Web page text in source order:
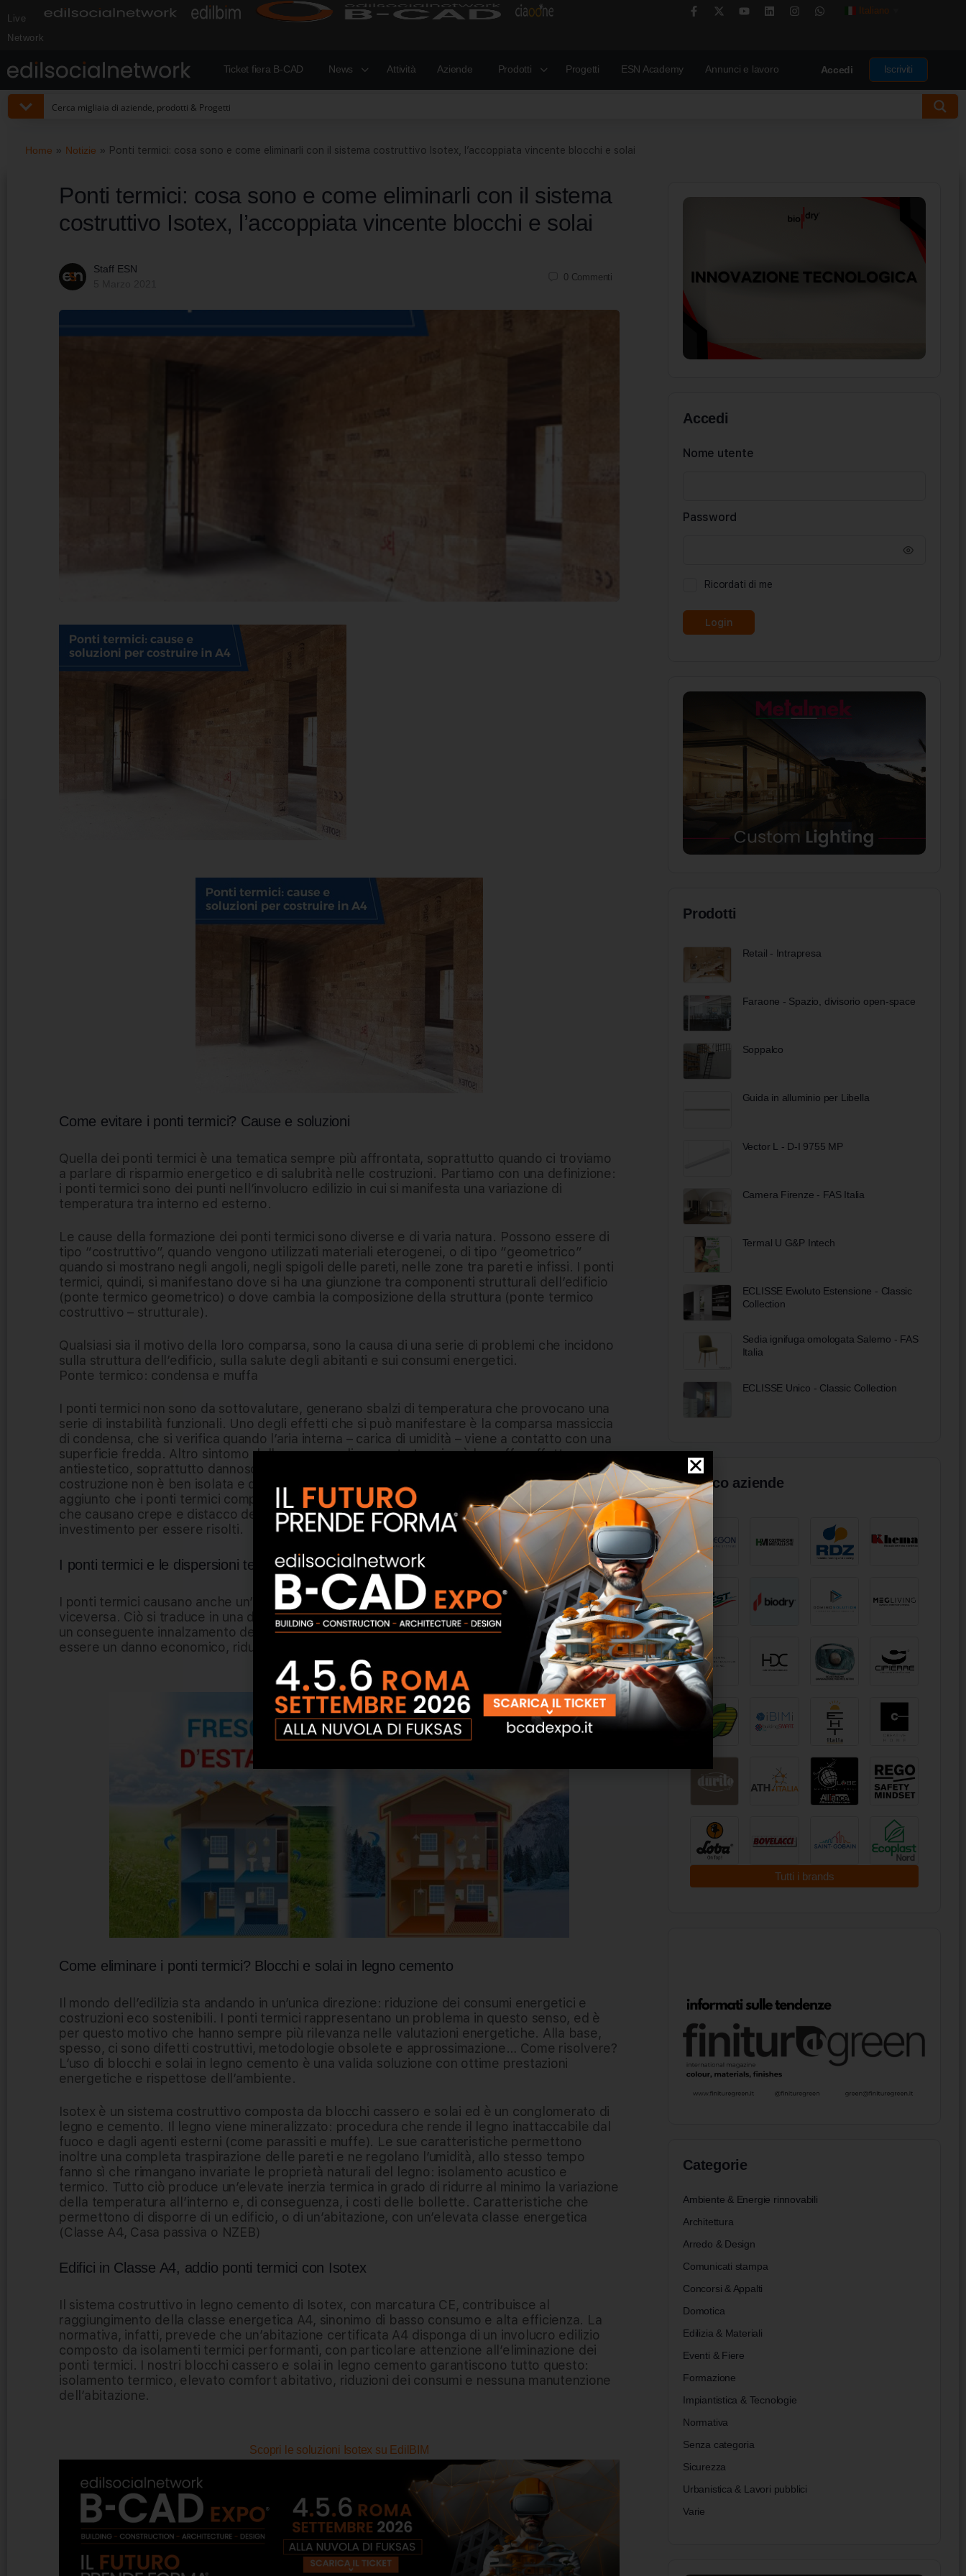
Live
Network
Italiano
Ticket fiera B-CAD News Attività Aziende Prodotti Progetti ESN Academy Annunci e lavoro Accedi Iscriviti
Home » Notizie » Ponti termici: cosa sono e come eliminarli con il sistema costruttivo Isotex, l’accoppiata vincente blocchi e solai
Ponti termici: cosa sono e come eliminarli con il sistema
costruttivo Isotex, l’accoppiata vincente blocchi e solai
Staff ESN
0 Commenti
Come evitare i ponti termici? Cause e soluzioni
Quella dei ponti termici è una tematica sempre più affrontata, soprattutto quando ci troviamo
a parlare di risparmio energetico e di salubrità nelle costruzioni. Partiamo con una definizione:
i ponti termici sono dei punti nell’involucro edilizio in cui si manifesta una variazione di
temperatura tra interno ed esterno.
Le cause della formazione dei ponti termici sono diverse e di varia natura. Possono essere di
tipo “costruttivo”, quando vengono utilizzati materiali eterogenei, o di tipo “geometrico”
quando si mostrano negli angoli, negli spigoli delle pareti, nelle zone tra pareti e infissi. I ponti
termici, quindi, si manifestano dove si ha una giunzione tra componenti strutturali dell’edificio
(ponte termico geometrico) o dove cambia la composizione della struttura (ponte termico
costruttivo – strutturale).
Qualsiasi sia il motivo della loro comparsa, sono la causa di una serie di problemi che incidono
sulla struttura dell’edificio, sulla salute degli abitanti e sui consumi energetici.
Ponte termico: condensa e muffa
I ponti termici non sono da sottovalutare, generano sbalzi di temperatura che provocano una
serie di instabilità funzionali. Uno degli effetti che si può manifestare è la comparsa massiccia
di condensa, che si verifica quando l’aria interna – carica di umidità – viene a contatto con una
superficie fredda. Altro sintomo della presenza di un ponte termico è la muffa, effetto
antiestetico, soprattutto dannoso per la salute. La muffa, infatti, si forma quando la
costruzione non è ben isolata e quando ci sono infiltrazioni di acqua o di condensa. A ciò va
aggiunto che i ponti termici comportano dei “piccoli movimenti” nella struttura dell’edificio
che causano crepe e distacco dell’intonaco. Tutti problemi che richiedono tempo e
investimento per essere risolti.
I ponti termici e le dispersioni termiche
I ponti termici causano anche un’importante dispersione termica dall’interno verso l’esterno e
viceversa. Ciò si traduce in una dispersione di calore in inverno e di aria fresca in estate, con
un conseguente innalzamento dei costi nelle bollette. Le dispersioni energetiche, oltre a
essere un danno economico, riducono il comfort abitativo.
Come eliminare i ponti termici? Blocchi e solai in legno cemento
Il mondo dell’edilizia sta andando in un’unica direzione: riduzione dei consumi energetici e
costruzioni eco sostenibili. I ponti termici rappresentano un problema in questo senso, ed è
per questo motivo che hanno sempre più rilevanza nelle valutazioni energetiche. Alla base,
spesso, ci sono difetti costruttivi, metodologie obsolete e approssimazione… Come risolvere?
L’uso di blocchi e solai in legno cemento è una valida soluzione con ottime prestazioni
energetiche e rispettose dell’ambiente.
Isotex è un sistema costruttivo composta da blocchi cassero e solai ed è un conglomerato di
legno e cemento. Il legno viene mineralizzato: procedura che rende il legno inattaccabile dal
fuoco e dagli agenti esterni (come parassiti e muffe). Le sue caratteristiche permettono
inoltre una completa traspirazione delle pareti e ne regolano l’umidità, allo stesso tempo
fanno sì che rimangano invariate le proprietà naturali del legno: isolamento acustico e
termico. Tutto ciò produce un’elevate inerzia termica in grado di ridurre al minimo la variazione
della temperatura all’interno e, di conseguenza, i costi delle bollette. Caratteristiche che
permettono di disporre di un edificio, o di un’abitazione, con un’elevata classe energetica
(Classe A4, Casa passiva o NZEB)
Edifici in Classe A4, addio ponti termici con Isotex
Il sistema costruttivo in legno cemento di Isotex, con marcatura CE, contribuisce al
raggiungimento della classe energetica A4, sinonimo di basso consumo e alta efficienza. La
normativa, infatti, prevede che un’abitazione certificata A4 disponga di un involucro edilizio
composto da isolamenti termici performanti, con particolare attenzione all’eliminazione dei
ponti termici. I nostri blocchi cassero e solai in legno cemento garantiscono tutto questo:
isolamento termico, elevato comfort abitativo, riduzioni dei consumi e nessuna manutenzione
dell’abitazione.
Scopri le soluzioni Isotex su EdilBIM
Accedi
Nome utente
Password
Ricordati di me
Prodotti
Retail - Intrapresa
Faraone - Spazio, divisorio open-space
Soppalco
Guida in alluminio per Libella
Vector L - D-I 9755 MP
Camera Firenze - FAS Italia
Termal U G&P Intech
ECLISSE Ewoluto Estensione - Classic
Collection
Sedia ignifuga omologata Salerno - FAS
Italia
ECLISSE Unico - Classic Collection
Elenco aziende
Tutti i brands
Categorie
Ambiente & Energie rinnovabili
Architettura
Arredo & Design
Comunicati stampa
Concorsi & Appalti
Domotica
Edilizia & Materiali
Eventi & Fiere
Formazione
Impiantistica & Tecnologie
Normativa
Senza categoria
Sicurezza
Urbanistica & Lavori pubblici
Varie